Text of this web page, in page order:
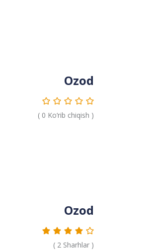
Ozod
( 0 Ko‘rib chiqish )
Ozod
( 2Sharhlar )